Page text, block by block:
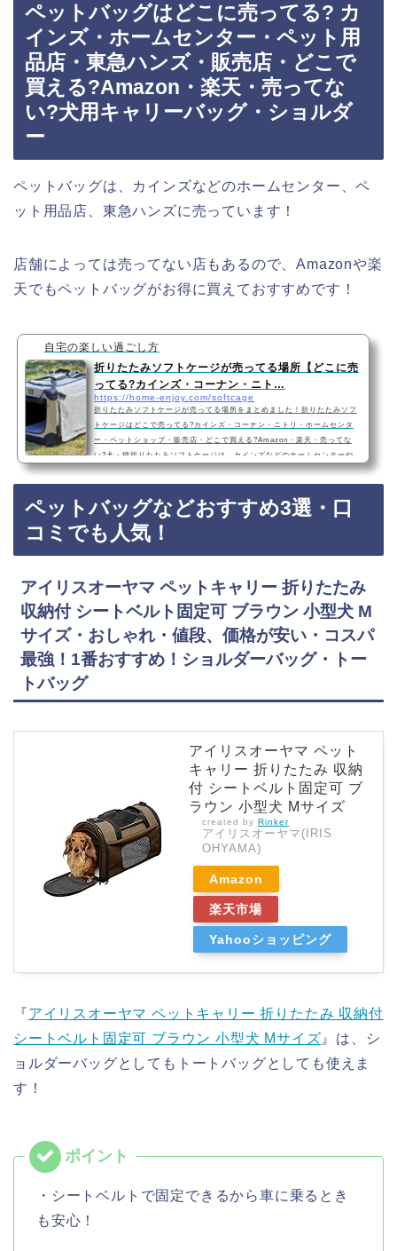
ペットバッグはどこに売ってる? カ
インズ・ホームセンター・ペット用
品店・東急ハンズ・販売店・どこで
買える?Amazon・楽天・売ってな
い?犬用キャリーバッグ・ショルダ
ー
ペットバッグは、カインズなどのホームセンター、ペ
ット用品店、東急ハンズに売っています！
店舗によっては売ってない店もあるので、Amazonや楽
天でもペットバッグがお得に買えておすすめです！
自宅の楽しい過ごし方
折りたたみソフトケージが売ってる場所【どこに売
ってる?カインズ・コーナン・ニト…
https://home-enjoy.com/softcage
折りたたみソフトケージが売ってる場所をまとめました！折りたたみソフ
トケージはどこで売ってる?カインズ・コーナン・ニトリ・ホームセンタ
ー・ペットショップ・販売店・どこで買える?Amazon・楽天・売ってな
い?犬・猫折りたたみソフトケージは、カインズなどのホームセンターや、
ニトリ、ペットショップに売っています！店舗によっては売ってない店も
あるので、Amazonや楽天でも折りたたみソフトケージが手軽に買えてお
すすめです！折りたたみソフトケージおすすめ3選・口コミでも人気【OF
T】 ソフトケンネル 62 ベージュ マエルソン…
ペットバッグなどおすすめ3選・口
コミでも人気！
アイリスオーヤマ ペットキャリー 折りたたみ
収納付 シートベルト固定可 ブラウン 小型犬 M
サイズ・おしゃれ・値段、価格が安い・コスパ
最強！1番おすすめ！ショルダーバッグ・トー
トバッグ
アイリスオーヤマ ペット
キャリー 折りたたみ 収納
付 シートベルト固定可 ブ
ラウン 小型犬 Mサイズ
created by Rinker
アイリスオーヤマ(IRIS
OHYAMA)
Amazon
楽天市場
Yahooショッピング
『アイリスオーヤマ ペットキャリー 折りたたみ 収納付
シートベルト固定可 ブラウン 小型犬 Mサイズ 』は、シ
ョルダーバッグとしてもトートバッグとしても使えま
す！
・シートベルトで固定できるから車に乗るとき
も安心！